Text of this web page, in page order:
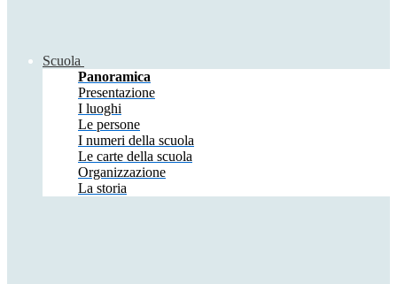
Scuola
Panoramica
Presentazione
I luoghi
Le persone
I numeri della scuola
Le carte della scuola
Organizzazione
La storia